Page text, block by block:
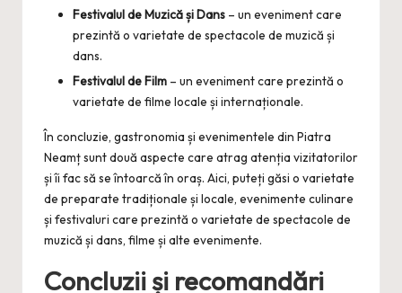
Festivalul de Muzică și Dans – un eveniment care
prezintă o varietate de spectacole de muzică și
dans.
Festivalul de Film – un eveniment care prezintă o
varietate de filme locale și internaționale.
În concluzie, gastronomia și evenimentele din Piatra
Neamț sunt două aspecte care atrag atenția vizitatorilor
și îi fac să se întoarcă în oraș. Aici, puteți găsi o varietate
de preparate tradiționale și locale, evenimente culinare
și festivaluri care prezintă o varietate de spectacole de
muzică și dans, filme și alte evenimente.
Concluzii și recomandări